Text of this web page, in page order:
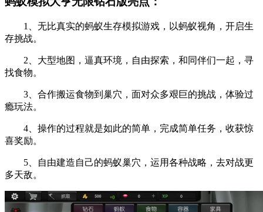
1、无比真实的蚂蚁生存模拟游戏，以蚂蚁视角，开启生
存挑战。
2、大型地图，逼真环境，自由探索，和同伴们一起，寻
找食物。
3、合作搬运食物到巢穴，面对众多艰巨的挑战，体验过
瘾玩法。
4、操作的过程就是如此的简单，完成简单任务，收获惊
喜奖励。
5、自由建造自己的蚂蚁巢穴，运用各种战略，去对战更
多天敌。